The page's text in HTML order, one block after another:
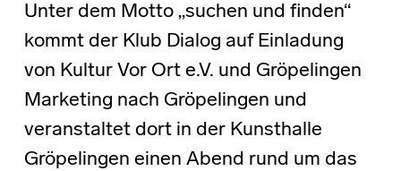
Unter dem Motto „suchen und finden“
kommt der Klub Dialog auf Einladung
von Kultur Vor Ort e.V. und Gröpelingen
Marketing nach Gröpelingen und
veranstaltet dort in der Kunsthalle
Gröpelingen einen Abend rund um das